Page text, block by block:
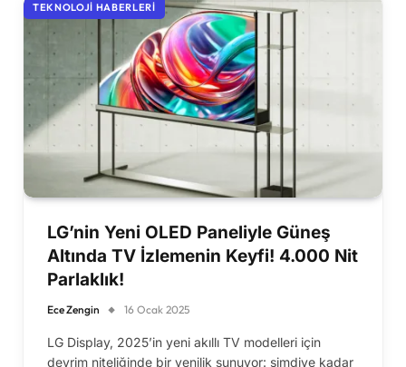
TEKNOLOJI HABERLERI
LG’nin Yeni OLED Paneliyle Güneş
Altında TV İzlemenin Keyfi! 4.000 Nit
Parlaklık!
Ece Zengin 16 Ocak 2025
LG Display, 2025’in yeni akıllı TV modelleri için
devrim niteliğinde bir yenilik sunuyor: şimdiye kadar